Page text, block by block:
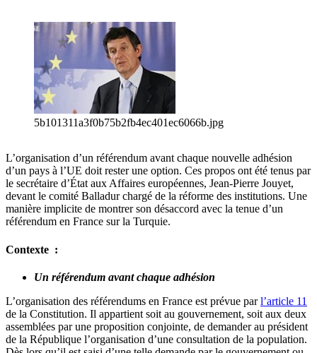
5b101311a3f0b75b2fb4ec401ec6066b.jpg
L’organisation d’un référendum avant chaque nouvelle adhésion
d’un pays à l’UE doit rester une option. Ces propos ont été tenus par
le secrétaire d’État aux Affaires européennes, Jean-Pierre Jouyet,
devant le comité Balladur chargé de la réforme des institutions. Une
manière implicite de montrer son désaccord avec la tenue d’un
référendum en France sur la Turquie.
Contexte :
Un référendum avant chaque adhésion
L’organisation des référendums en France est prévue parl’article 11
de la Constitution. Il appartient soit au gouvernement, soit aux deux
assemblées par une proposition conjointe, de demander au président
de la République l’organisation d’une consultation de la population.